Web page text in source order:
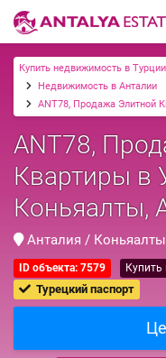
Купить недвижимость в Турции
Недвижимость в Анталии
ANT78, Продажа Элитной
ANT78,
Квартиры в
Коньяалты,
Анталия /
ID объекта: 7579
Турецкий паспорт